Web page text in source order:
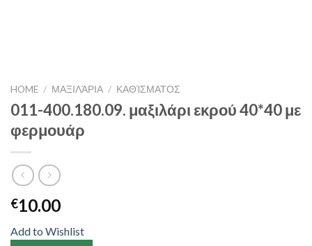
HOME / ΜΑΞΙΛΆΡΙΑ / ΚΑΘΊΣΜΑΤΟΣ
011-400.180.09. μαξιλάρι εκρού 40*40 με
φερμουάρ
€10.00
Add to Wishlist